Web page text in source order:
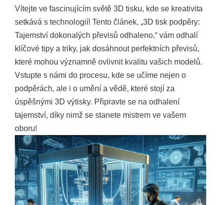
Vítejte ve fascinujícím světě 3D tisku, kde se kreativita
setkává s technologií! Tento článek, „3D tisk podpěry:
Tajemství dokonalých převisů odhaleno,“ vám odhalí
klíčové tipy a triky, jak dosáhnout perfektních převisů,
které mohou významně ovlivnit kvalitu vašich modelů.
Vstupte s námi do procesu, kde se učíme nejen o
podpěrách, ale i o umění a vědě, které stojí za
úspěšnými 3D výtisky. Připravte se na odhalení
tajemství, díky nimž se stanete mistrem ve vašem
oboru!